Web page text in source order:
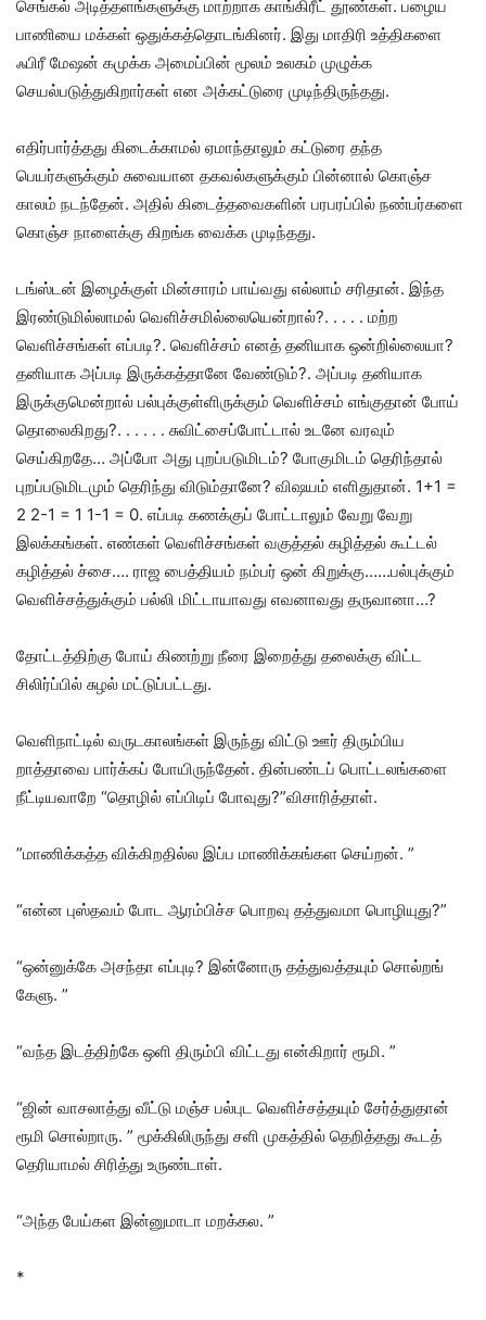
செங்கல் அடித்தளங்களுக்கு மாற்றாக காங்கிரீட் தூண்கள். பழைய
பாணியை மக்கள் ஒதுக்கத்தொடங்கினர். இது மாதிரி உத்திகளை
ஃபிரீ மேஷன் கமுக்க அமைப்பின் மூலம் உலகம் முழுக்க
செயல்படுத்துகிறார்கள் என அக்கட்டுரை முடிந்திருந்தது.
எதிர்பார்த்தது கிடைக்காமல் ஏமாந்தாலும் கட்டுரை தந்த
பெயர்களுக்கும் சுவையான தகவல்களுக்கும் பின்னால் கொஞ்ச
காலம் நடந்தேன். அதில் கிடைத்தவைகளின் பரபரப்பில் நண்பர்களை
கொஞ்ச நாளைக்கு கிறங்க வைக்க முடிந்தது.
டங்ஸ்டன் இழைக்குள் மின்சாரம் பாய்வது எல்லாம் சரிதான். இந்த
இரண்டுமில்லாமல் வெளிச்சமில்லையென்றால்?. . . . . மற்ற
வெளிச்சங்கள் எப்படி?. வெளிச்சம் எனத் தனியாக ஒன்றில்லையா?
தனியாக அப்படி இருக்கத்தானே வேண்டும்?. அப்படி தனியாக
இருக்குமென்றால் பல்புக்குள்ளிருக்கும் வெளிச்சம் எங்குதான் போய்
தொலைகிறது?. . . . . . சுவிட்சைப்போட்டால் உடனே வரவும்
செய்கிறதே… அப்போ அது புறப்படுமிடம்? போகுமிடம் தெரிந்தால்
புறப்படுமிடமும் தெரிந்து விடும்தானே? விஷயம் எளிதுதான். 1+1 =
2 2-1 = 1 1-1 = 0. எப்படி கணக்குப் போட்டாலும் வேறு வேறு
இலக்கங்கள். எண்கள் வெளிச்சங்கள் வகுத்தல் கழித்தல் கூட்டல்
கழித்தல் ச்சை…. ராஜ பைத்தியம் நம்பர் ஒன் கிறுக்கு……பல்புக்கும்
வெளிச்சத்துக்கும் பல்லி மிட்டாயாவது எவனாவது தருவானா…?
தோட்டத்திற்கு போய் கிணற்று நீரை இறைத்து தலைக்கு விட்ட
சிலிர்ப்பில் சுழல் மட்டுப்பட்டது.
வெளிநாட்டில் வருடகாலங்கள் இருந்து விட்டு ஊர் திரும்பிய
றாத்தாவை பார்க்கப் போயிருந்தேன். தின்பண்டப் பொட்டலங்களை
நீட்டியவாறே “தொழில் எப்பிடிப் போவுது?”விசாரித்தாள்.
”மாணிக்கத்த விக்கிறதில்ல இப்ப மாணிக்கங்கள செய்றன். ”
“என்ன புஸ்தவம் போட ஆரம்பிச்ச பொறவு தத்துவமா பொழியுது?”
“ஒன்னுக்கே அசந்தா எப்புடி? இன்னோரு தத்துவத்தயும் சொல்றங்
கேளு. ”
“வந்த இடத்திற்கே ஒளி திரும்பி விட்டது என்கிறார் ரூமி. ”
“ஜின் வாசலாத்து வீட்டு மஞ்ச பல்புட வெளிச்சத்தயும் சேர்த்துதான்
ரூமி சொல்றாரு. ” மூக்கிலிருந்து சளி முகத்தில் தெறித்தது கூடத்
தெரியாமல் சிரித்து உருண்டாள்.
“அந்த பேய்கள இன்னுமாடா மறக்கல. ”
*